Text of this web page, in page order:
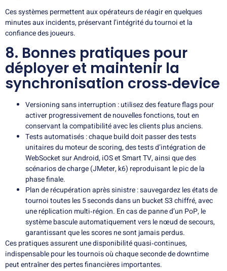
Ces systèmes permettent aux opérateurs de réagir en quelques
minutes aux incidents, préservant l’intégrité du tournoi et la
confiance des joueurs.
8. Bonnes pratiques pour
déployer et maintenir la
synchronisation cross‑device
Versioning sans interruption : utilisez des feature flags pour
activer progressivement de nouvelles fonctions, tout en
conservant la compatibilité avec les clients plus anciens.
Tests automatisés : chaque build doit passer des tests
unitaires du moteur de scoring, des tests d’intégration de
WebSocket sur Android, iOS et Smart TV, ainsi que des
scénarios de charge (JMeter, k6) reproduisant le pic de la
phase finale.
Plan de récupération après sinistre : sauvegardez les états de
tournoi toutes les 5 seconds dans un bucket S3 chiffré, avec
une réplication multi‑région. En cas de panne d’un PoP, le
système bascule automatiquement vers le nœud de secours,
garantissant que les scores ne sont jamais perdus.
Ces pratiques assurent une disponibilité quasi‑continues,
indispensable pour les tournois où chaque seconde de downtime
peut entraîner des pertes financières importantes.